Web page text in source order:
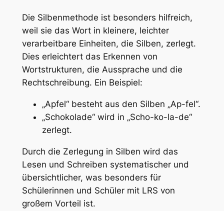
Die Silbenmethode ist besonders hilfreich,
weil sie das Wort in kleinere, leichter
verarbeitbare Einheiten, die Silben, zerlegt.
Dies erleichtert das Erkennen von
Wortstrukturen, die Aussprache und die
Rechtschreibung. Ein Beispiel:
„Apfel“ besteht aus den Silben „Ap-fel“.
„Schokolade“ wird in „Scho-ko-la-de“
zerlegt.
Durch die Zerlegung in Silben wird das
Lesen und Schreiben systematischer und
übersichtlicher, was besonders für
Schülerinnen und Schüler mit LRS von
großem Vorteil ist.